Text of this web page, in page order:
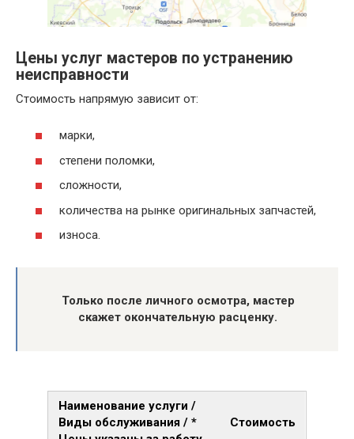
Цены услуг мастеров по устранению
неисправности
Стоимость напрямую зависит от:
марки,
степени поломки,
сложности,
количества на рынке оригинальных запчастей,
износа.
Только после личного осмотра, мастер
скажет окончательную расценку.
Наименование услуги /
Виды обслуживания / *
Стоимость